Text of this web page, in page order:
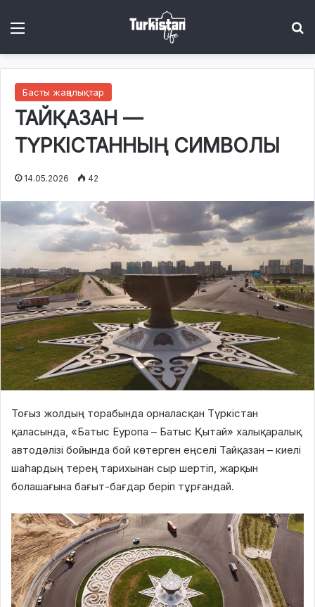
Басты жаңалықтар
ТАЙҚАЗАН —
ТҮРКІСТАННЫҢ СИМВОЛЫ
14.05.2026 42
Тоғыз жолдың торабында орналасқан Түркістан
қаласында, «Батыс Еуропа – Батыс Қытай» халықаралық
автодәлізі бойында бой көтерген еңселі Тайқазан – киелі
шаһардың терең тарихынан сыр шертіп, жарқын
болашағына бағыт-бағдар беріп тұрғандай.